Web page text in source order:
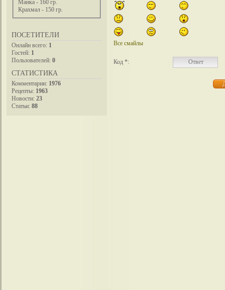
Манка - 160 гр.
Крахмал - 150 гр.
ПОСЕТИТЕЛИ
Онлайн всего: 1
Гостей: 1
Пользователей: 0
СТАТИСТИКА
Комментарии: 1976
Рецепты: 1963
Новости: 23
Статьи: 88
Все смайлы
Код *: